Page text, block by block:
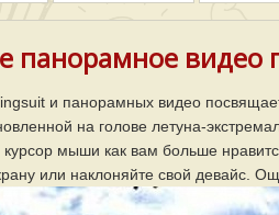
панорамное видео
и панорамных видео
на голове летуна-
курсор мыши как вам больше
или наклоняйте свой девайс.